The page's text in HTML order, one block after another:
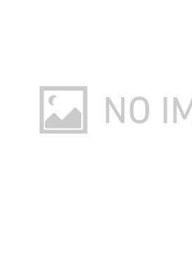
Amazonで詳細を見る
楽天で詳細を見る